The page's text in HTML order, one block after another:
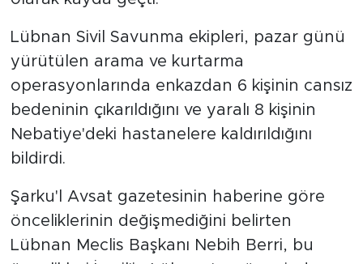
Lübnan Sivil Savunma ekipleri, pazar günü
yürütülen arama ve kurtarma
operasyonlarında enkazdan 6 kişinin cansız
bedeninin çıkarıldığını ve yaralı 8 kişinin
Nebatiye'deki hastanelere kaldırıldığını
bildirdi.
Şarku'l Avsat gazetesinin haberine göre
önceliklerinin değişmediğini belirten
Lübnan Meclis Başkanı Nebih Berri, bu